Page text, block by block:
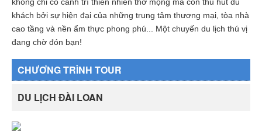
không chỉ có cảnh trí thiên nhiên thơ mộng mà còn thu hút du
khách bởi sự hiện đại của những trung tâm thương mại, tòa nhà
cao tầng và nền ẩm thực phong phú... Một chuyến du lịch thú vị
đang chờ đón bạn!
CHƯƠNG TRÌNH TOUR
DU LỊCH ĐÀI LOAN